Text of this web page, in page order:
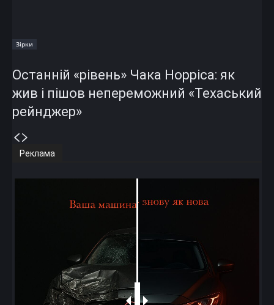
Зірки
Останній «рівень» Чака Норріса: як
жив і пішов непереможний «Техаський
рейнджер»
Реклама